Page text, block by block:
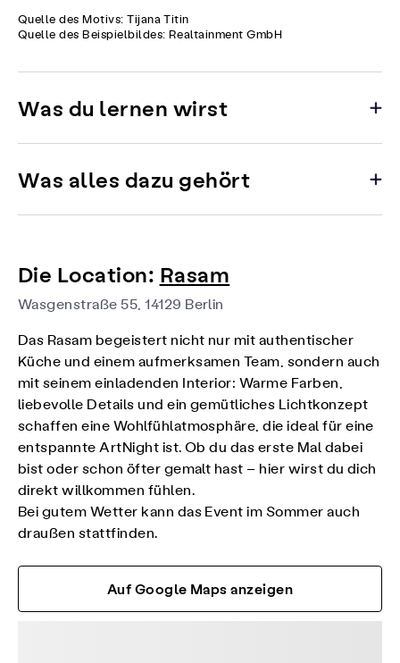
Quelle des Motivs: Tijana Titin
Quelle des Beispielbildes: Realtainment GmbH
Was du lernen wirst
Was alles dazu gehört
Die Location: Rasam
Wasgenstraße 55, 14129 Berlin
Das Rasam begeistert nicht nur mit authentischer
Küche und einem aufmerksamen Team, sondern auch
mit seinem einladenden Interior: Warme Farben,
liebevolle Details und ein gemütliches Lichtkonzept
schaffen eine Wohlfühlatmosphäre, die ideal für eine
entspannte ArtNight ist. Ob du das erste Mal dabei
bist oder schon öfter gemalt hast – hier wirst du dich
direkt willkommen fühlen.
Bei gutem Wetter kann das Event im Sommer auch
draußen stattfinden.
Auf Google Maps anzeigen